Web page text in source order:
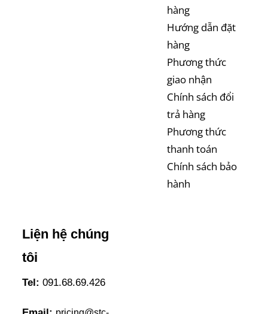
hàng
Hướng dẫn đặt
hàng
Phương thức
giao nhận
Chính sách đổi
trả hàng
Phương thức
thanh toán
Chính sách bảo
hành
Liện hệ chúng
tôi
Tel: 091.68.69.426